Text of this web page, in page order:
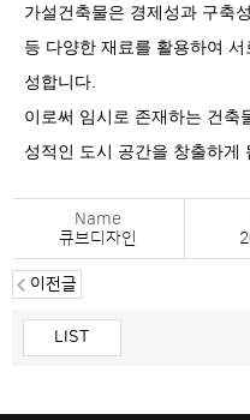
가설건축물은 경제성과 구축
등 다양한 재료를 활용하여
성합니다.
이로써 임시로 존재하는 건축
성적인 도시 공간을 창출하게
Name
큐브디자인
이전글
LIST